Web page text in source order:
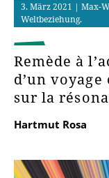
3. März 2021 | Max-
Weltbeziehung.
Remède à
d’un
sur la
Hartmut Rosa